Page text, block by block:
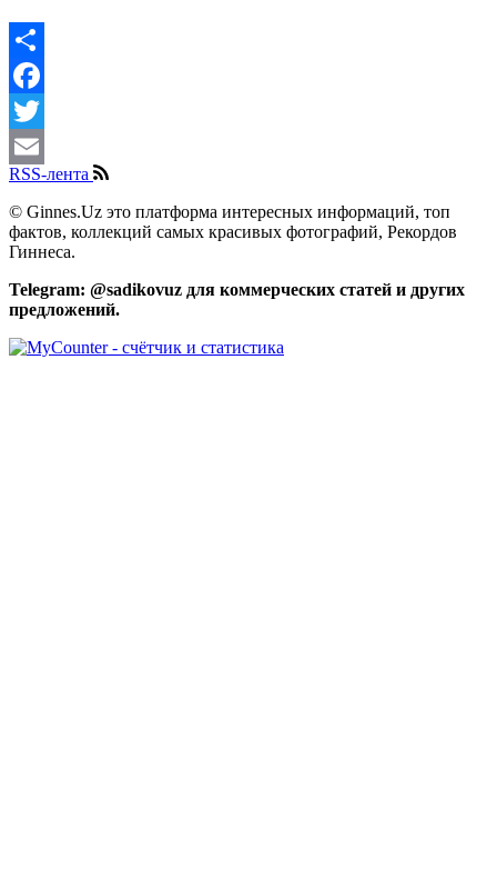
Share
Facebook
Twitter
Email
RSS-лента
© Ginnes.Uz это платформа интересных информаций, топ
фактов, коллекций самых красивых фотографий, Рекордов
Гиннеса.
Telegram: @sadikovuz для коммерческих статей и других
предложений.